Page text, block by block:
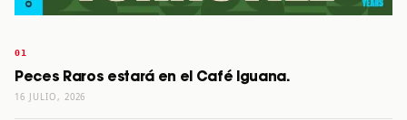
Peces Raros estará en el Café Iguana.
16 JULIO, 2026